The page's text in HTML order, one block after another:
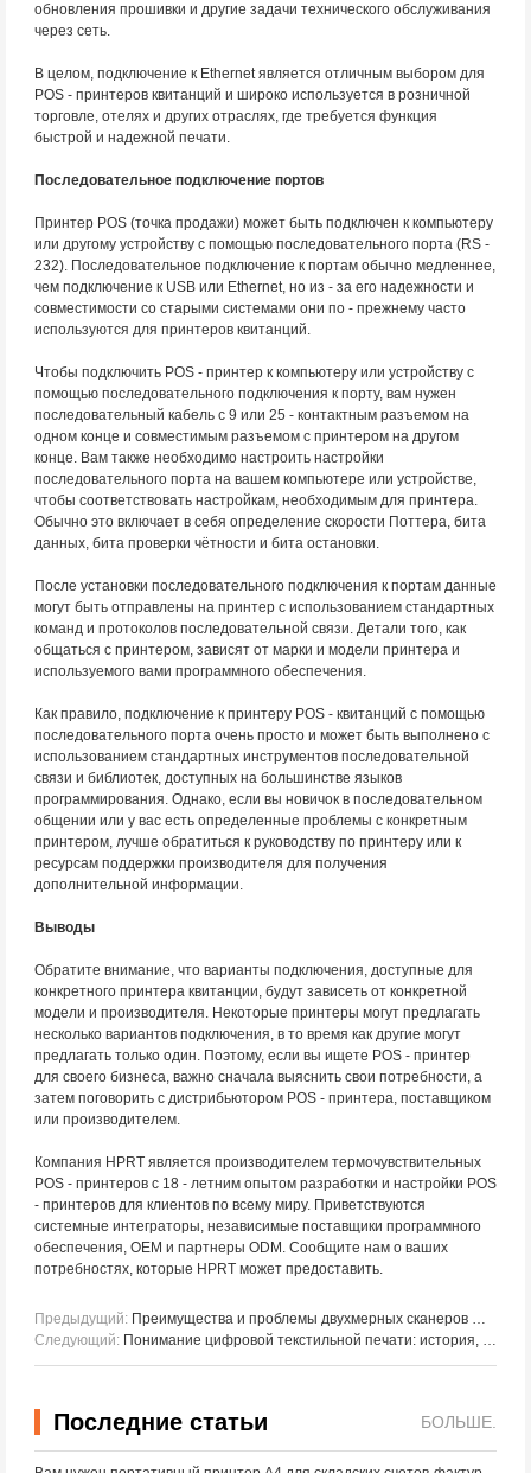
обновления прошивки и другие задачи технического обслуживания
через сеть.
В целом, подключение к Ethernet является отличным выбором для
POS - принтеров квитанций и широко используется в розничной
торговле, отелях и других отраслях, где требуется функция
быстрой и надежной печати.
Последовательное подключение портов
Принтер POS (точка продажи) может быть подключен к компьютеру
или другому устройству с помощью последовательного порта (RS -
232). Последовательное подключение к портам обычно медленнее,
чем подключение к USB или Ethernet, но из - за его надежности и
совместимости со старыми системами они по - прежнему часто
используются для принтеров квитанций.
Чтобы подключить POS - принтер к компьютеру или устройству с
помощью последовательного подключения к порту, вам нужен
последовательный кабель с 9 или 25 - контактным разъемом на
одном конце и совместимым разъемом с принтером на другом
конце. Вам также необходимо настроить настройки
последовательного порта на вашем компьютере или устройстве,
чтобы соответствовать настройкам, необходимым для принтера.
Обычно это включает в себя определение скорости Поттера, бита
данных, бита проверки чётности и бита остановки.
После установки последовательного подключения к портам данные
могут быть отправлены на принтер с использованием стандартных
команд и протоколов последовательной связи. Детали того, как
общаться с принтером, зависят от марки и модели принтера и
используемого вами программного обеспечения.
Как правило, подключение к принтеру POS - квитанций с помощью
последовательного порта очень просто и может быть выполнено с
использованием стандартных инструментов последовательной
связи и библиотек, доступных на большинстве языков
программирования. Однако, если вы новичок в последовательном
общении или у вас есть определенные проблемы с конкретным
принтером, лучше обратиться к руководству по принтеру или к
ресурсам поддержки производителя для получения
дополнительной информации.
Выводы
Обратите внимание, что варианты подключения, доступные для
конкретного принтера квитанции, будут зависеть от конкретной
модели и производителя. Некоторые принтеры могут предлагать
несколько вариантов подключения, в то время как другие могут
предлагать только один. Поэтому, если вы ищете POS - принтер
для своего бизнеса, важно сначала выяснить свои потребности, а
затем поговорить с дистрибьютором POS - принтера, поставщиком
или производителем.
Компания HPRT является производителем термочувствительных
POS - принтеров с 18 - летним опытом разработки и настройки POS
- принтеров для клиентов по всему миру. Приветствуются
системные интеграторы, независимые поставщики программного
обеспечения, OEM и партнеры ODM. Сообщите нам о ваших
потребностях, которые HPRT может предоставить.
Предыдущий: Преимущества и проблемы двухмерных сканеров штрих - кодов в розничной торговле
Следующий: Понимание цифровой текстильной печати: история, преимущества и преимущества; Обман.
Последние статьи БОЛЬШЕ.